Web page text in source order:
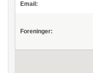
Email:
Foreninger: